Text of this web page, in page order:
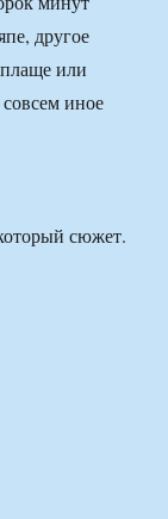
другое
или
иное
сюжет.